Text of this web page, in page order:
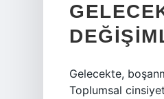
Gelecekte,
Toplumsal cinsiyet